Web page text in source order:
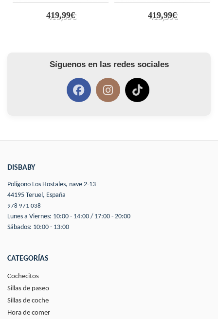
419,99€ 419,99€
Síguenos en las redes sociales
DISBABY
Polígono Los Hostales, nave 2-13
44195 Teruel, España
978 971 038
Lunes a Viernes: 10:00 - 14:00 / 17:00 - 20:00
Sábados: 10:00 - 13:00
CATEGORÍAS
Cochecitos
Sillas de paseo
Sillas de coche
Hora de comer